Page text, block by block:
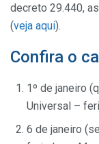
decreto 29.440,
(veja aqui).
Confira o
1º de janeiro
Universal –
6 de janeiro